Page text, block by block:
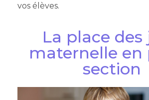
vos élèves.
La place des
maternelle en
section